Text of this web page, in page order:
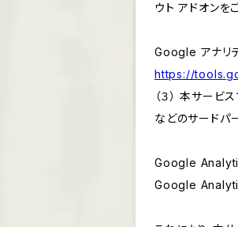
ウト アドオンを
Google アナリテ
https://
（３） 本サー
などのサードパ
Google
Google